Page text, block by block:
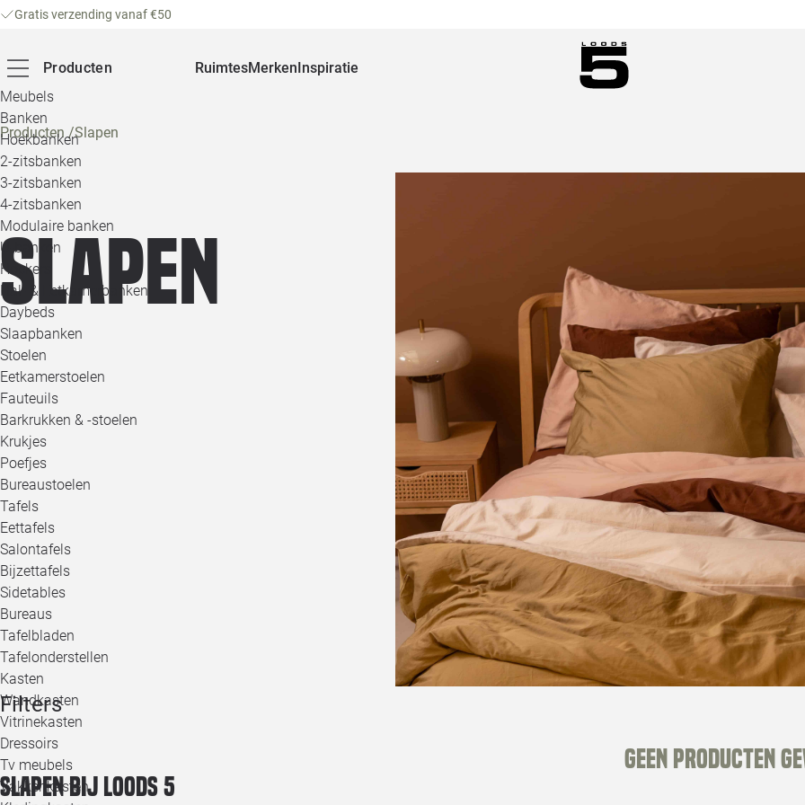
Gratis verzending vanaf €50
Producten
Meubels
Banken
Hoekbanken
2-zitsbanken
3-zitsbanken
4-zitsbanken
Modulaire banken
U-banken
Hockers
Hal- & Eetkamerbanken
Daybeds
Slaapbanken
Stoelen
Eetkamerstoelen
Fauteuils
Barkrukken & -stoelen
Krukjes
Poefjes
Bureaustoelen
Tafels
Eettafels
Salontafels
Bijzettafels
Sidetables
Bureaus
Tafelbladen
Tafelonderstellen
Kasten
Wandkasten
Vitrinekasten
Dressoirs
Tv meubels
Vakkenkasten
RuimtesMerkenInspiratie
Producten/Slapen
Slapen
Filters
Geen producten
Slapen bij Loods 5